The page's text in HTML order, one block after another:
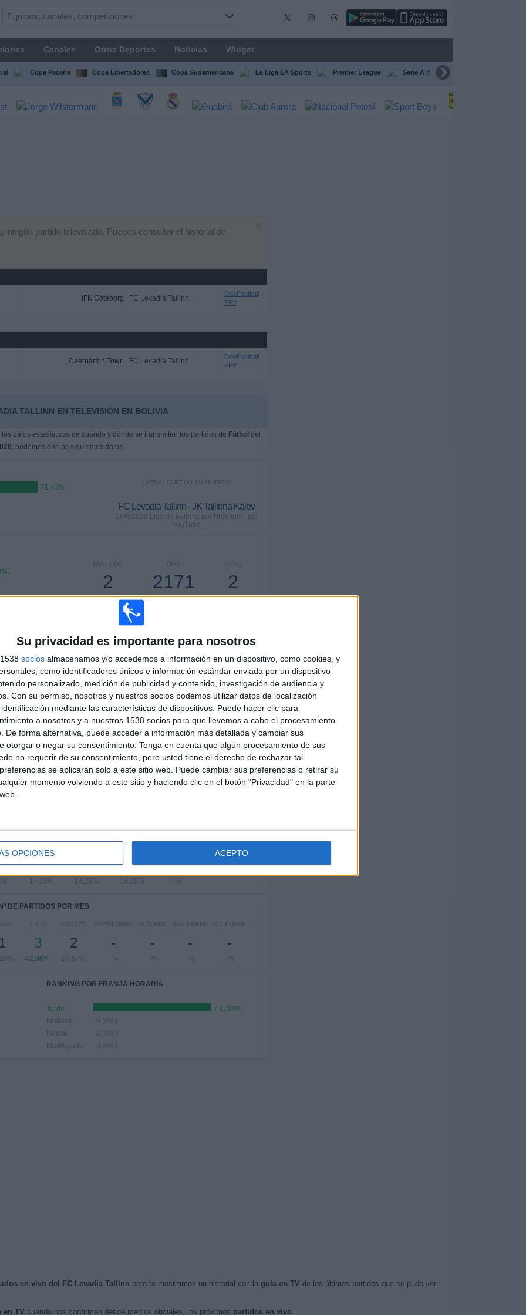
Su privacidad es importante para nosotros
socios almacenamos y/o accedemos a información en un dispositivo, como cookies, y
como identificadores únicos e información estándar enviada por un dispositivo
personalizado, medición de publicidad y contenido, investigación de audiencia y
Con su permiso, nosotros y nuestros socios podemos utilizar datos de localización
mediante las características de dispositivos. Puede hacer clic para
a nosotros y a nuestros 1538 socios para que llevemos a cabo el procesamiento
De forma alternativa, puede acceder a información más detallada y cambiar sus
otorgar o negar su consentimiento. Tenga en cuenta que algún procesamiento de sus
no requerir de su consentimiento, pero usted tiene el derecho de rechazar tal
se aplicarán solo a este sitio web. Puede cambiar sus preferencias o retirar su
momento volviendo a este sitio y haciendo clic en el botón "Privacidad" en la parte
OPCIONES ACEPTO
Canales Otros Deportes Noticias Widget
Copa Paceña Copa Libertadores Copa Sudamericana La Liga EA Sports Premier League Serie A Italiana
ningún partido televisado. Puedes consultar el historial de
IFK Göteborg FC Levadia Tallinn
OneFootball
PPV
Caernarfon Town FC Levadia Tallinn
OneFootball
PPV
TALLINN EN TELEVISIÓN EN BOLIVIA
datos estadísticos de cuándo y dónde se transmiten los partidos de Fútbol del
, podemos dar los siguientes datos:
71,43%
ÚLTIMO PARTIDO EN ABIERTO
FC Levadia Tallinn - JK Tallinna Kalev
29/8/2020 Liga de Estonia por Premium liiga
YouTube
TOTAL
2
CANALES TV
DÍAS
2171
SIN PARTIDO
PARTIDOS
2
CONSECUTIVOS
DE PAGO
TOTAL
6
RIVALES
MÁXIMO
2
VS JK Tallinna
Kalev
TOTAL
2
COMPETICIONES
RANKING POR COMPETICIONES
Liga de Estonia
5 (71,43%)
Conference League
2 (28,57%)
Ver ranking completo
POR DÍA DE LA SEMANA
1
14,29%
1
14,29%
1
14,29%
-
- %
Nº DE PARTIDOS POR MES
1
JULIO
3
42,86%
AGOSTO
2
28,57%
SEPTIEMBRE
-
- %
OCTUBRE
-
- %
NOVIEMBRE
-
- %
DICIEMBRE
-
- %
RANKING POR FRANJA HORARIA
Tarde
7 (100%)
Mañana
0 (0%)
Noche
0 (0%)
Madrugada
0 (0%)
en vivo del FC Levadia Tallinn pero te mostramos un historial con la guía en TV de los últimos partidos que se pudo ver
en TV cuando nos confirmen desde medios oficiales, los próximos partidos en vivo.